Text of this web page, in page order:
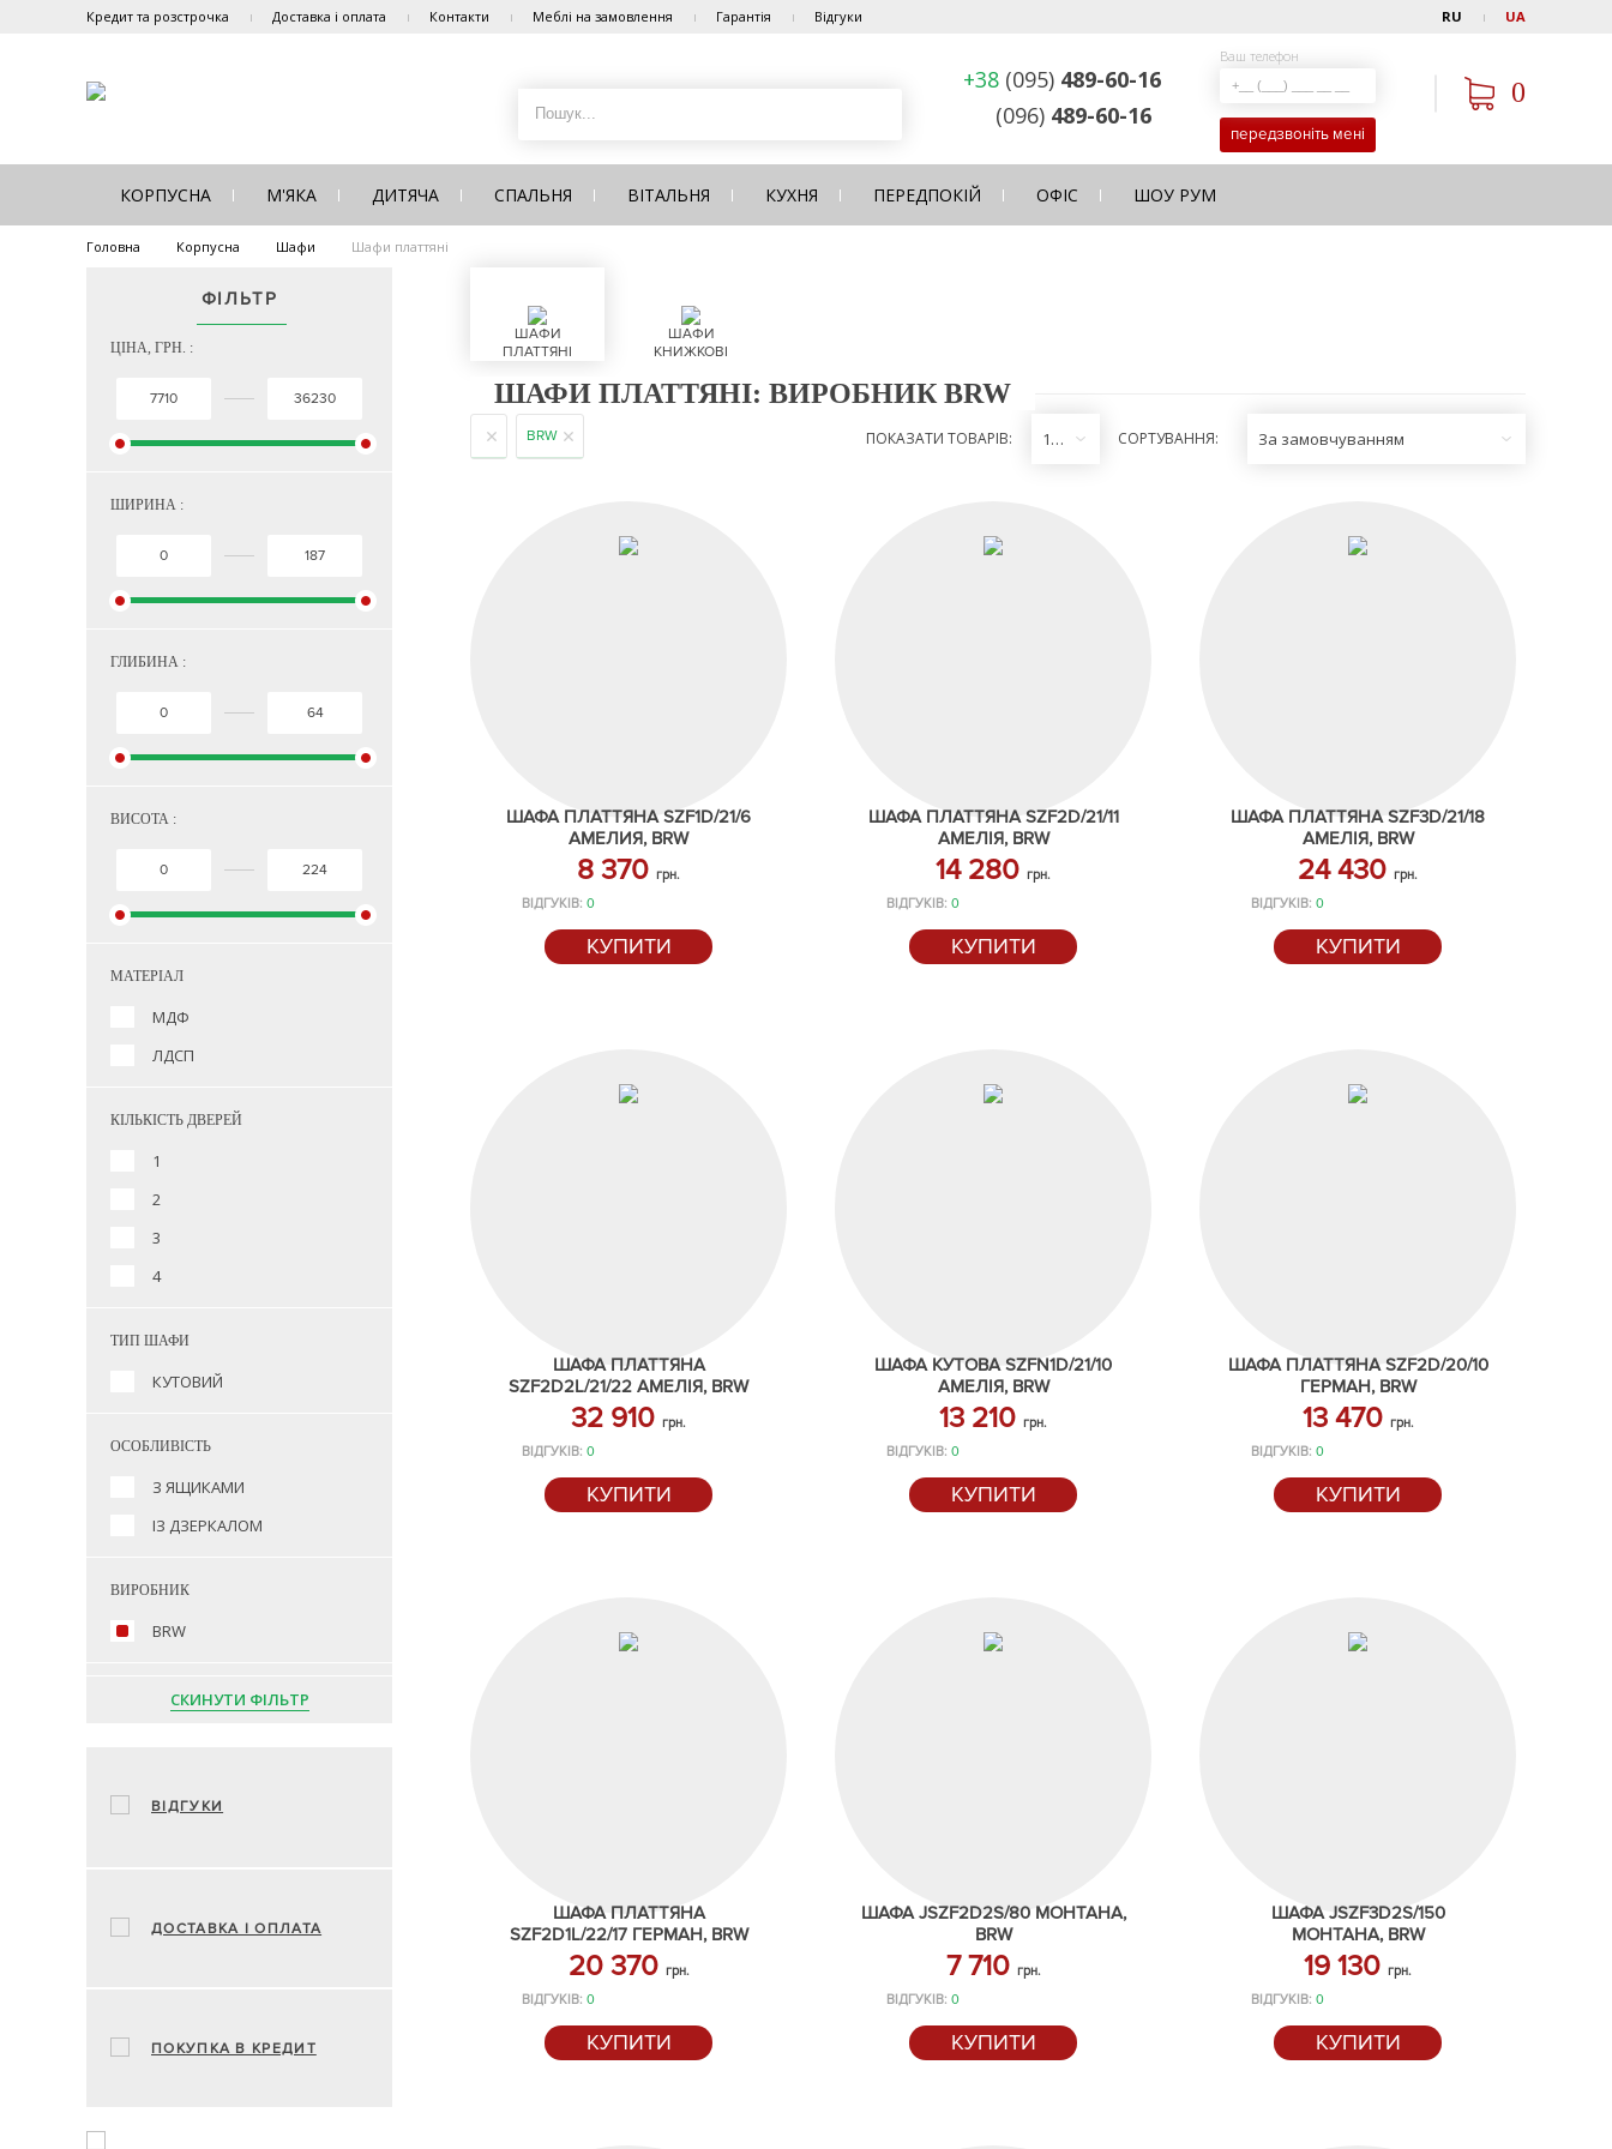
Кредит та розстрочка Доставка і оплата Контакти Меблі на замовлення Гарантія Відгуки RU UA
+38 (095) 489-60-16
(096) 489-60-16
Ваш телефон
передзвоніть мені
0
КОРПУСНА М'ЯКА ДИТЯЧА СПАЛЬНЯ ВІТАЛЬНЯ КУХНЯ ПЕРЕДПОКІЙ ОФІС ШОУ РУМ
Головна Корпусна Шафи Шафи платтяні
ФІЛЬТР
ЦІНА, ГРН. :
ШИРИНА :
ГЛИБИНА :
ВИСОТА :
МАТЕРІАЛ
МДФ
ЛДСП
КІЛЬКІСТЬ ДВЕРЕЙ
1
2
3
4
ТИП ШАФИ
КУТОВИЙ
ОСОБЛИВІСТЬ
З ЯЩИКАМИ
ІЗ ДЗЕРКАЛОМ
ВИРОБНИК
BRW
СКИНУТИ ФІЛЬТР
ВІДГУКИ
ДОСТАВКА І ОПЛАТА
ПОКУПКА В КРЕДИТ
ШАФИ
ПЛАТТЯНІ
ШАФИ
КНИЖКОВІ
ШАФИ ПЛАТТЯНІ: ВИРОБНИК BRW
BRW ПОКАЗАТИ ТОВАРІВ: 12 СОРТУВАННЯ: За замовчуванням
ШАФА ПЛАТТЯНА SZF1D/21/6
АМЕЛИЯ, BRW
8 370 грн.
ВІДГУКІВ: 0
КУПИТИ
ШАФА ПЛАТТЯНА SZF2D/21/11
АМЕЛІЯ, BRW
14 280 грн.
ВІДГУКІВ: 0
КУПИТИ
ШАФА ПЛАТТЯНА SZF3D/21/18
АМЕЛІЯ, BRW
24 430 грн.
ВІДГУКІВ: 0
КУПИТИ
ШАФА ПЛАТТЯНА
SZF2D2L/21/22 АМЕЛІЯ, BRW
32 910 грн.
ВІДГУКІВ: 0
КУПИТИ
ШАФА КУТОВА SZFN1D/21/10
АМЕЛІЯ, BRW
13 210 грн.
ВІДГУКІВ: 0
КУПИТИ
ШАФА ПЛАТТЯНА SZF2D/20/10
ГЕРМАН, BRW
13 470 грн.
ВІДГУКІВ: 0
КУПИТИ
ШАФА ПЛАТТЯНА
SZF2D1L/22/17 ГЕРМАН, BRW
20 370 грн.
ВІДГУКІВ: 0
КУПИТИ
ШАФА JSZF2D2S/80 МОНТАНА,
BRW
7 710 грн.
ВІДГУКІВ: 0
КУПИТИ
ШАФА JSZF3D2S/150
МОНТАНА, BRW
19 130 грн.
ВІДГУКІВ: 0
КУПИТИ